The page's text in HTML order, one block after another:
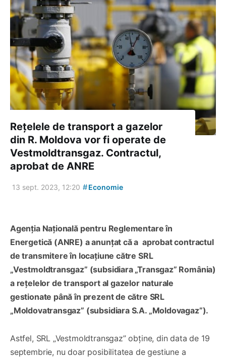
Rețelele de transport a gazelor
din R. Moldova vor fi operate de
Vestmoldtransgaz. Contractul,
aprobat de ANRE
13 sept. 2023, 12:20 #Economie
Agenția Națională pentru Reglementare în
Energetică (ANRE) a anunțat că a aprobat contractul
de transmitere în locațiune către SRL
„Vestmoldtransgaz” (subsidiara „Transgaz” România)
a rețelelor de transport al gazelor naturale
gestionate până în prezent de către SRL
„Moldovatransgaz” (subsidiara S.A. „Moldovagaz”).
Astfel, SRL „Vestmoldtransgaz” obține, din data de 19
septembrie, nu doar posibilitatea de gestiune a